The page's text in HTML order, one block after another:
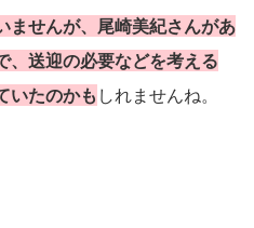
ませんが、尾崎美紀さんがあ
、送迎の必要などを考える
いたのかも しれませんね。